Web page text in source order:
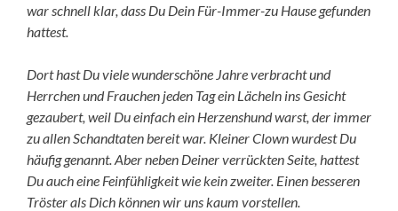
war schnell klar, dass Du Dein Für-Immer-zu Hause gefunden
hattest.
Dort hast Du viele wunderschöne Jahre verbracht und
Herrchen und Frauchen jeden Tag ein Lächeln ins Gesicht
gezaubert, weil Du einfach ein Herzenshund warst, der immer
zu allen Schandtaten bereit war. Kleiner Clown wurdest Du
häufig genannt. Aber neben Deiner verrückten Seite, hattest
Du auch eine Feinfühligkeit wie kein zweiter. Einen besseren
Tröster als Dich können wir uns kaum vorstellen.